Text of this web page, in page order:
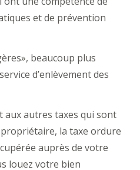
et de prévention
beaucoup plus
d’enlèvement des
autres taxes qui sont
la taxe ordure
auprès de votre
louez votre bien